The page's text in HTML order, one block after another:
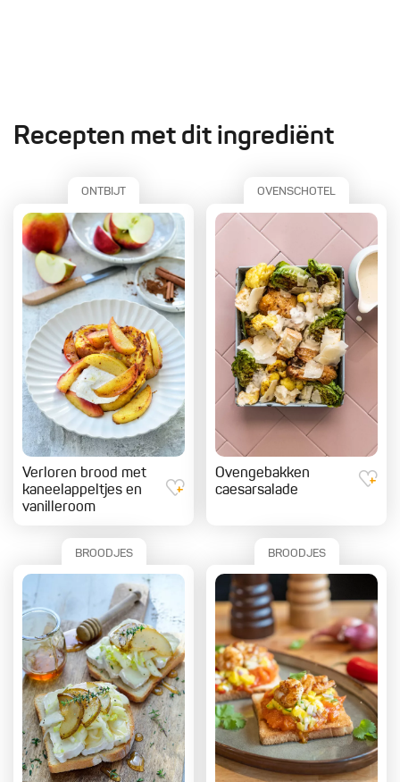
Recepten met dit ingrediënt
ONTBIJT
Verloren brood met
kaneelappeltjes en
vanilleroom
OVENSCHOTEL
Ovengebakken
caesarsalade
BROODJES BROODJES